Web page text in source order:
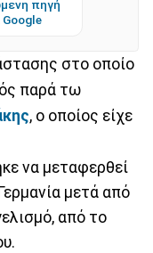
πηγή
στο οποίο
παρά τω
, ο οποίος είχε
να μεταφερθεί
μετά από
από το